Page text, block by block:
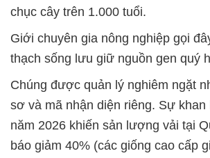
chục cây trên 1.000 tuổi.
Giới chuyên gia nông nghiệp gọi
thạch sống lưu giữ nguồn gen quý
Chúng được quản lý nghiêm ngặt
sơ và mã nhận diện riêng. Sự
năm 2026 khiến sản lượng vải tại
báo giảm 40% (các giống cao cấp